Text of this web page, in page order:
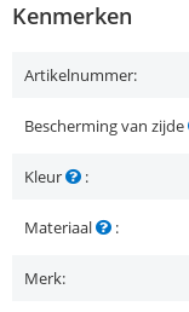
Kenmerken
Artikelnummer:
Bescherming van zijde
Kleur :
Materiaal :
Merk: